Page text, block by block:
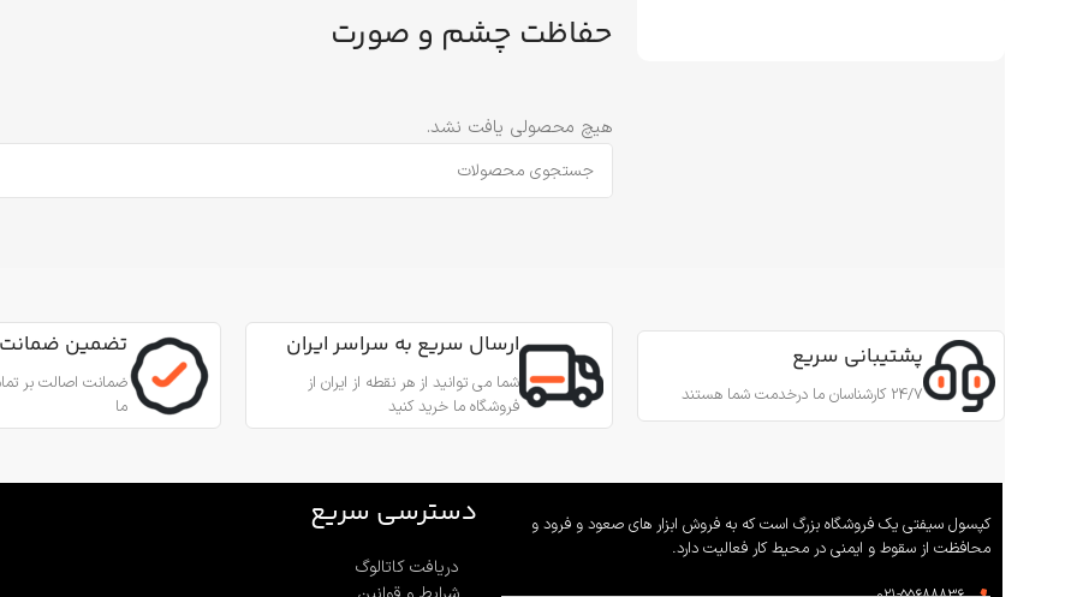
حفاظت چشم و صورت
هیچ محصولی یافت نشد.
پشتیبانی سریع
24/7 کارشناسان ما درخدمت شما هستند
ارسال سریع به سراسر ایران
شما می توانید از هر نقطه از ایران از
فروشگاه ما خرید کنید
تضمین
ضمانت اصالت بر
ما
کپسول سیفتی یک فروشگاه بزرگ است که به فروش ابزار های صعود و فرود و
محافظت از سقوط و ایمنی در محیط کار فعالیت دارد.
دسترسی سریع
دریافت کاتالوگ